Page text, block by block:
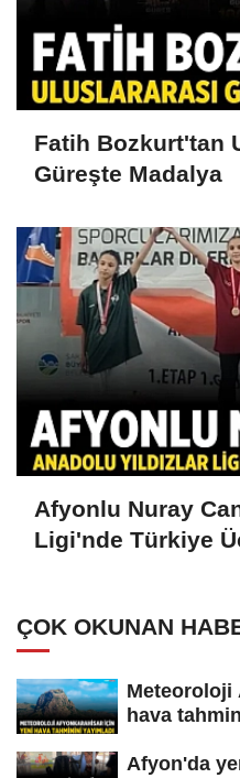
Fatih Bozkurt'tan
Güreşte Madalya
Afyonlu Nuray
Ligi'nde Türkiye
ÇOK OKUNAN
Meteoroloji
hava
Afyon'da